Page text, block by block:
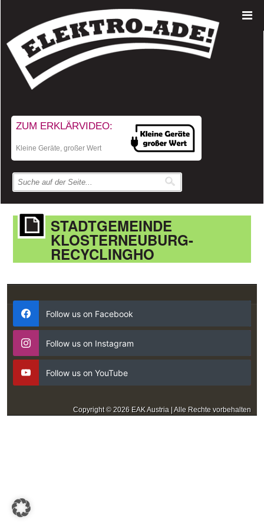
ZUM ERKLÄRVIDEO:
Kleine Geräte, großer Wert
STADTGEMEINDE
KLOSTERNEUBURG-
RECYCLINGHO
Follow us on Facebook
Follow us on Instagram
Follow us on YouTube
Copyright © 2026 EAK Austria | Alle Rechte vorbehalten